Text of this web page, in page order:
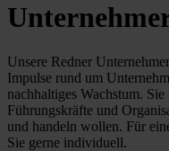
Unsere Redner
Impulse rund um
nachhaltiges Wachstum.
Führungskräfte und
und handeln wollen. Für
Sie gerne individuell.